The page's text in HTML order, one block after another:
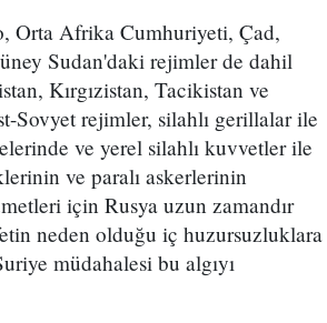
Orta Afrika Cumhuriyeti, Çad,
Sudan'daki rejimler de dahil
Kırgızistan, Tacikistan ve
Sovyet rejimler, silahlı gerillalar ile
ve yerel silahlı kuvvetler ile
ve paralı askerlerinin
için Rusya uzun zamandır
neden olduğu iç huzursuzluklara
müdahalesi bu algıyı